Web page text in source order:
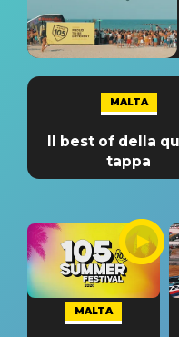
MALTA
Il best of della
tappa
MALTA